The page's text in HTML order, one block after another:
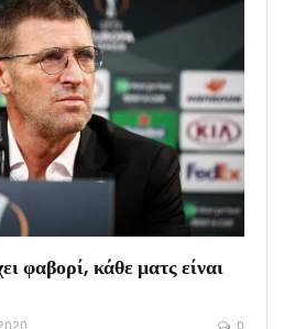
φαβορί, κάθε ματς είναι
0